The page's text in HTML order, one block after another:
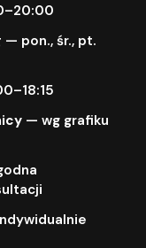
— pon., śr., pt.
— wg grafiku